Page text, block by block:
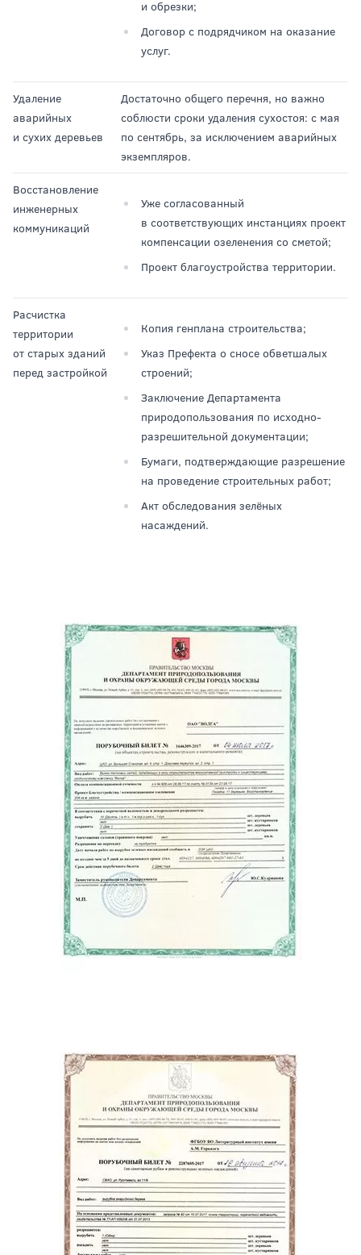
и обрезки;
Договор с подрядчиком на оказание
услуг.
Удаление
аварийных
и сухих деревьев
Достаточно общего перечня, но важно
соблюсти сроки удаления сухостоя: с мая
по сентябрь, за исключением аварийных
экземпляров.
Восстановление
инженерных
коммуникаций
Уже согласованный
в соответствующих инстанциях проект
компенсации озеленения со сметой;
Проект благоустройства территории.
Расчистка
территории
от старых зданий
перед застройкой
Копия генплана строительства;
Указ Префекта о сносе обветшалых
строений;
Заключение Департамента
природопользования по исходно-
разрешительной документации;
Бумаги, подтверждающие разрешение
на проведение строительных работ;
Акт обследования зелёных
насаждений.